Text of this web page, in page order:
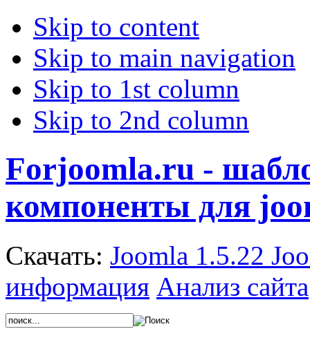
Skip to content
Skip to main navigation
Skip to 1st column
Skip to 2nd column
Forjoomla.ru -
компоненты для
Скачать: Joomla 1.5.22
информация Анализ сайта